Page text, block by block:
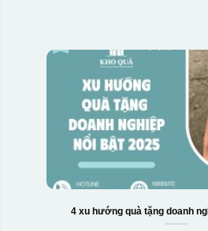
4 xu hướng quà tặng doanh